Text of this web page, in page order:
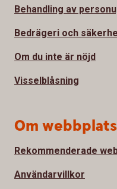
Behandling av
Bedrägeri och
Om du inte är nöjd
Visselblåsning
Om
Rekommenderade
Användarvillkor